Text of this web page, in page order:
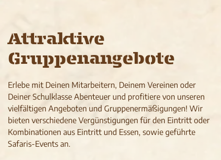
Attraktive
Gruppenangebote
Erlebe mit Deinen Mitarbeitern, Deinem Vereinen oder
Deiner Schulklasse Abenteuer und profitiere von unseren
vielfältigen Angeboten und Gruppenermäßigungen! Wir
bieten verschiedene Vergünstigungen für den Eintritt oder
Kombinationen aus Eintritt und Essen, sowie geführte
Safaris-Events an.